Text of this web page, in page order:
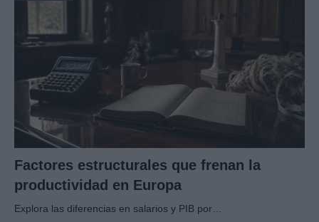
Factores estructurales que frenan la
productividad en Europa
Explora las diferencias en salarios y PIB por…